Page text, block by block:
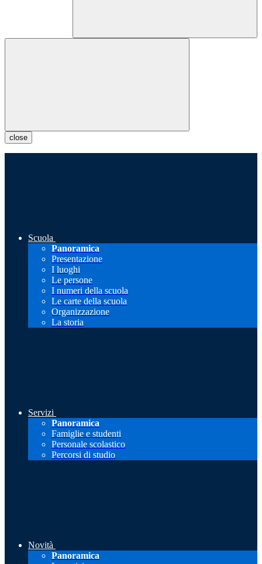
close
Scuola
Panoramica
Presentazione
I luoghi
Le persone
I numeri della scuola
Le carte della scuola
Organizzazione
La storia
Servizi
Panoramica
Famiglie e studenti
Personale scolastico
Percorsi di studio
Novità
Panoramica